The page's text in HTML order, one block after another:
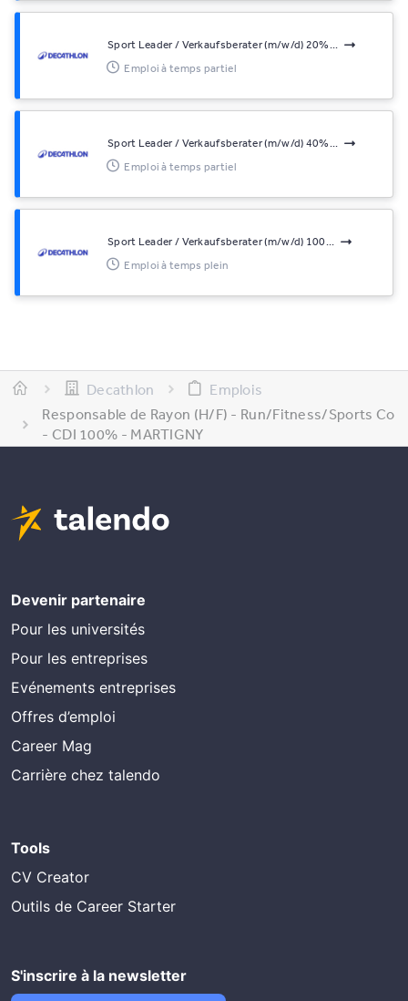
Sport Leader / Verkaufsberater (m/w/d) 20%...
Emploi à temps partiel
Sport Leader / Verkaufsberater (m/w/d) 40%...
Emploi à temps partiel
Sport Leader / Verkaufsberater (m/w/d) 100...
Emploi à temps plein
Decathlon
Emplois
Responsable de Rayon (H/F) - Run/Fitness/Sports Co
- CDI 100% - MARTIGNY
Devenir partenaire
Pour les universités
Pour les entreprises
Evénements entreprises
Offres d’emploi
Career Mag
Carrière chez talendo
Tools
CV Creator
Outils de Career Starter
S'inscrire à la newsletter